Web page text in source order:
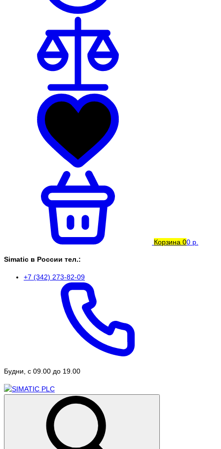
Корзина 00 р.
Simatic в России тел.:
+7 (342) 273-82-09
Будни, с 09.00 до 19.00